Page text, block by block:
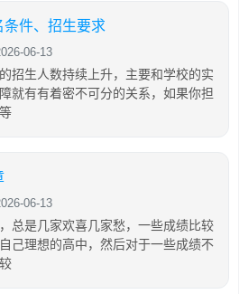
件、招生要求
06-13
招生人数持续上升，主要和学校的实
就有有着密不可分的关系，如果你担
06-13
总是几家欢喜几家愁，一些成绩比较
己理想的高中，然后对于一些成绩不